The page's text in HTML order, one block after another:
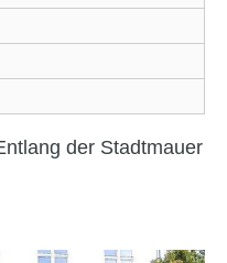
der Stadtmauer